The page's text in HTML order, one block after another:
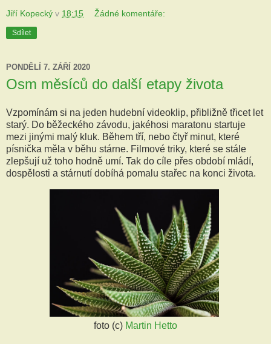
Jiří Kopecký v 18:15 Žádné komentáře:
Sdílet
PONDĚLÍ 7. ZÁŘÍ 2020
Osm měsíců do další etapy života
Vzpomínám si na jeden hudební videoklip, přibližně třicet let
starý. Do běžeckého závodu, jakéhosi maratonu startuje
mezi jinými malý kluk. Během tří, nebo čtyř minut, které
písnička měla v běhu stárne. Filmové triky, které se stále
zlepšují už toho hodně umí. Tak do cíle přes období mládí,
dospělosti a stárnutí dobíhá pomalu stařec na konci života.
foto (c) Martin Hetto